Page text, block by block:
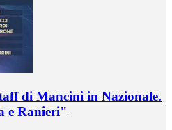
di Mancini in Nazionale.
e Ranieri"